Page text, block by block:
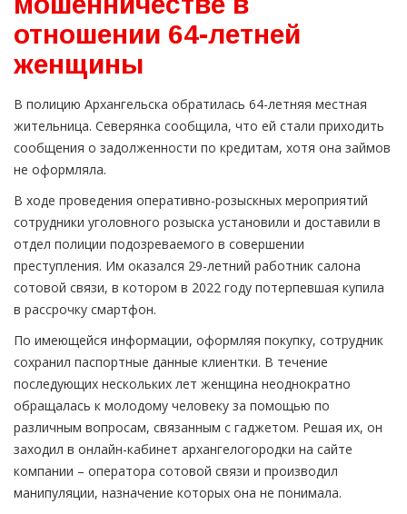
отношении 64-летней
женщины
В полицию Архангельска обратилась 64-летняя местная
жительница. Северянка сообщила, что ей стали приходить
сообщения о задолженности по кредитам, хотя она займов
не оформляла.
В ходе проведения оперативно-розыскных мероприятий
сотрудники уголовного розыска установили и доставили в
отдел полиции подозреваемого в совершении
преступления. Им оказался 29-летний работник салона
сотовой связи, в котором в 2022 году потерпевшая купила
в рассрочку смартфон.
По имеющейся информации, оформляя покупку, сотрудник
сохранил паспортные данные клиентки. В течение
последующих нескольких лет женщина неоднократно
обращалась к молодому человеку за помощью по
различным вопросам, связанным с гаджетом. Решая их, он
заходил в онлайн-кабинет архангелогородки на сайте
компании – оператора сотовой связи и производил
манипуляции, назначение которых она не понимала.